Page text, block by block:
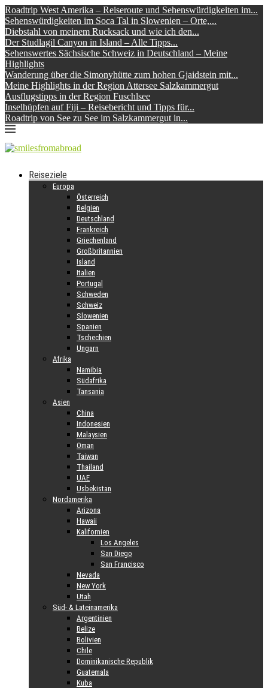
Roadtrip West Amerika – Reiseroute und Sehenswürdigkeiten im...
Sehenswürdigkeiten im Soca Tal in Slowenien – Orte,...
Diebstahl von meinem Rucksack und wie ich den...
Der Studlagil Canyon in Island – Alle Tipps...
Sehenswertes Sächsische Schweiz in Deutschland – Meine
Highlights
Wanderung über die Simonyhütte zum hohen Gjaidstein mit...
Meine Highlights in der Region Attersee Salzkammergut
Ausflugstipps in der Region Fuschlsee
Inselhüpfen auf Fiji – Reisebericht und Tipps für...
Roadtrip von See zu See im Salzkammergut in...
Reiseziele
Europa
Österreich
Belgien
Deutschland
Frankreich
Griechenland
Großbritannien
Island
Italien
Portugal
Schweden
Schweiz
Slowenien
Spanien
Tschechien
Ungarn
Afrika
Namibia
Südafrika
Tansania
Asien
China
Indonesien
Malaysien
Oman
Taiwan
Thailand
UAE
Usbekistan
Nordamerika
Arizona
Hawaii
Kalifornien
Los Angeles
San Diego
San Francisco
Nevada
New York
Utah
Süd- & Lateinamerika
Argentinien
Belize
Bolivien
Chile
Dominikanische Republik
Guatemala
Kuba